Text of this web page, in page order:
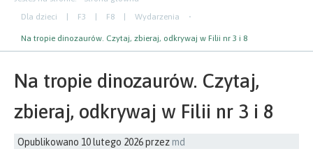
Dla dzieci
F3 F8 Wydarzenia
Na tropie dinozaurów. Czytaj, zbieraj, odkrywaj w Filii nr 3 i 8
Na tropie dinozaurów. Czytaj,
zbieraj, odkrywaj w Filii nr 3 i 8
Opublikowano 10 lutego 2026przezmd